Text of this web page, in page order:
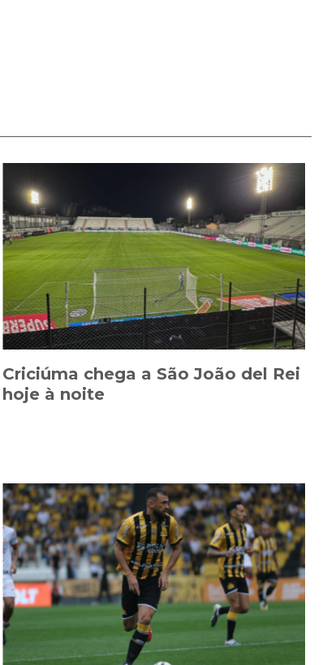
Criciúma chega a São João del Rei
hoje à noite